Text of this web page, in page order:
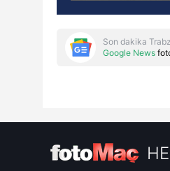
Son dakika
Google News